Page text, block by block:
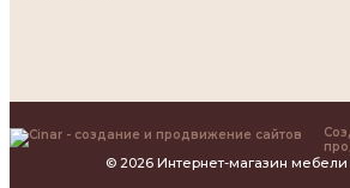
© 2026 Интернет-магазин